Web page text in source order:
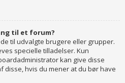
til et forum?
til udvalgte brugere eller grupper.
specielle tilladelser. Kun
kan give disse
disse, hvis du mener at du bør have